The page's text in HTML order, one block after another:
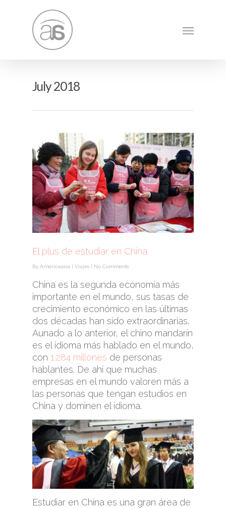
July 2018
El plus de estudiar en China
By Americaasia | Viajes | No Comments
China es la segunda economía más
importante en el mundo, sus tasas de
crecimiento económico en las últimas
dos décadas han sido extraordinarias.
Aunado a lo anterior, el chino mandarín
es el idioma más hablado en el mundo,
con 1.284 millones de personas
hablantes. De ahí que muchas
empresas en el mundo valoren más a
las personas que tengan estudios en
China y dominen el idioma.
Estudiar en China es una gran área de